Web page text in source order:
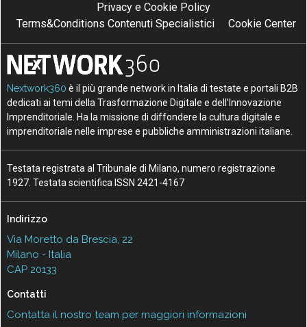
Privacy e Cookie Policy
Terms&Conditions Contenuti Specialistici
Cookie Center
Nextwork360 è il più grande network in Italia di testate e portali B2B
dedicati ai temi della Trasformazione Digitale e dell’Innovazione
Imprenditoriale. Ha la missione di diffondere la cultura digitale e
imprenditoriale nelle imprese e pubbliche amministrazioni italiane.
Testata registrata al Tribunale di Milano, numero registrazione
1927. Testata scientifica ISSN 2421-4167
Indirizzo
Via Moretto da Brescia, 22
Milano - Italia
CAP 20133
Contatti
Contatta il nostro team per maggiori informazioni